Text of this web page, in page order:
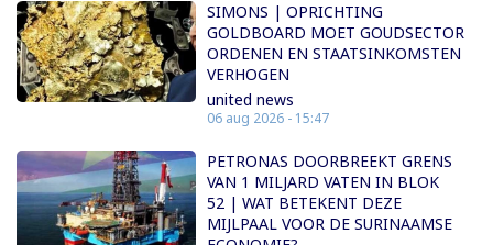
SIMONS | OPRICHTING
GOLDBOARD MOET GOUDSECTOR
ORDENEN EN STAATSINKOMSTEN
VERHOGEN
united news
06 aug 2026 - 15:47
PETRONAS DOORBREEKT GRENS
VAN 1 MILJARD VATEN IN BLOK
52 | WAT BETEKENT DEZE
MIJLPAAL VOOR DE SURINAAMSE